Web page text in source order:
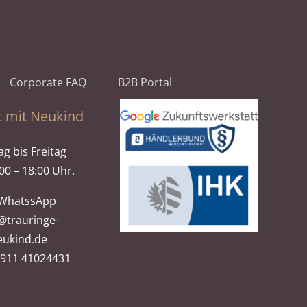
Corporate FAQ B2B Portal
mit Neukind
bis Freitag
– 18:00 Uhr.
41024431